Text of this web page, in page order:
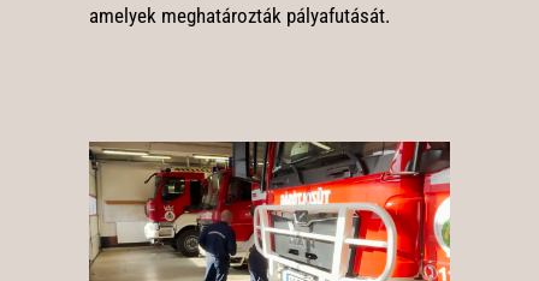
amelyek meghatározták pályafutását.